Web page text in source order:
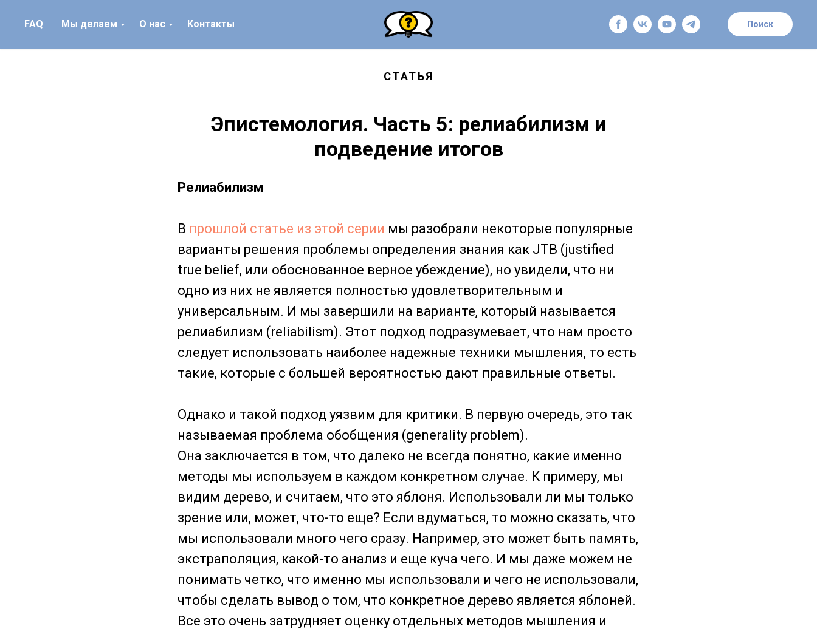
FAQ Мы делаем О нас Контакты Поиск
СТАТЬЯ
Эпистемология. Часть 5: релиабилизм и
подведение итогов
Релиабилизм
В прошлой статье из этой серии мы разобрали некоторые популярные
варианты решения проблемы определения знания как JTB (justified
true belief, или обоснованное верное убеждение), но увидели, что ни
одно из них не является полностью удовлетворительным и
универсальным. И мы завершили на варианте, который называется
релиабилизм (reliabilism). Этот подход подразумевает, что нам просто
следует использовать наиболее надежные техники мышления, то есть
такие, которые с большей вероятностью дают правильные ответы.
Однако и такой подход уязвим для критики. В первую очередь, это так
называемая проблема обобщения (generality problem).
Она заключается в том, что далеко не всегда понятно, какие именно
методы мы используем в каждом конкретном случае. К примеру, мы
видим дерево, и считаем, что это яблоня. Использовали ли мы только
зрение или, может, что-то еще? Если вдуматься, то можно сказать, что
мы использовали много чего сразу. Например, это может быть память,
экстраполяция, какой-то анализ и еще куча чего. И мы даже можем не
понимать четко, что именно мы использовали и чего не использовали,
чтобы сделать вывод о том, что конкретное дерево является яблоней.
Все это очень затрудняет оценку отдельных методов мышления и